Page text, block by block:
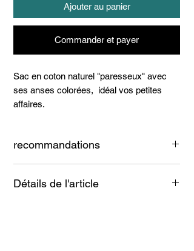
Ajouter au panier
Commander et payer
Sac en coton naturel "paresseux" avec
ses anses colorées, idéal vos petites
affaires.
recommandations
Détails de l'article